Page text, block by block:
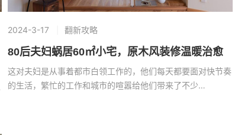
2024-3-17 翻新攻略
80后夫妇蜗居60㎡小宅，原木风装修温暖治愈
这对夫妇是从事着都市白领工作的，他们每天都要面对快节奏
的生活，繁忙的工作和城市的喧嚣给他们带来了不少…